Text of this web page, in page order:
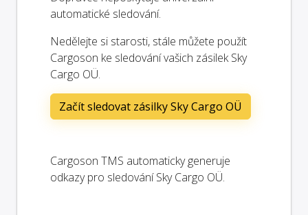
automatické sledování.
Nedělejte si starosti, stále můžete použít
Cargoson ke sledování vašich zásilek Sky
Cargo OÜ.
Začít sledovat zásilky Sky Cargo OÜ
Cargoson TMS automaticky generuje
odkazy pro sledování Sky Cargo OÜ.